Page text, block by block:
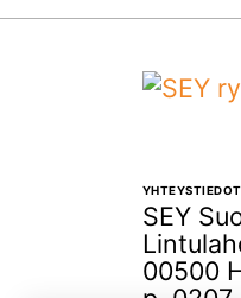
YHTEYSTIEDOT
SEY
00500